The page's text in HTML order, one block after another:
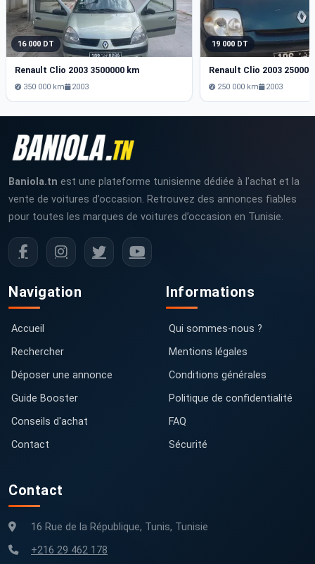
16 000 DT
Renault Clio 2003 3500000 km
350 000 km 2003
19 000 DT
Renault Clio 2003
250 000 km 2003
Baniola.tn est une plateforme tunisienne dédiée à l’achat et la
vente de voitures d’occasion. Retrouvez des annonces fiables
pour toutes les marques de voitures d’occasion en Tunisie.
Navigation
Accueil
Rechercher
Déposer une annonce
Guide Booster
Conseils d'achat
Contact
Informations
Qui sommes-nous ?
Mentions légales
Conditions générales
Politique de confidentialité
FAQ
Sécurité
Contact
16 Rue de la République, Tunis, Tunisie
+216 29 462 178